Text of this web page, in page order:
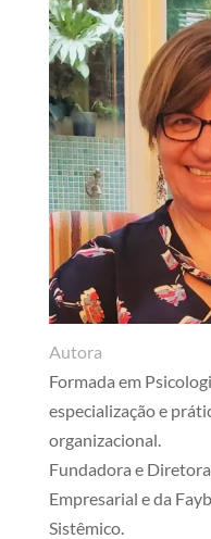
Autora
Formada em
especialização e
organizacional.
Fundadora e
Empresarial e da
Sistêmico.